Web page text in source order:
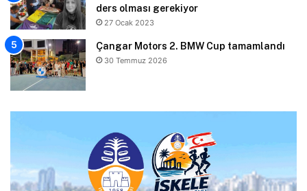
ders olması gerekiyor
27 Ocak 2023
Çangar Motors 2. BMW Cup tamamlandı
30 Temmuz 2026